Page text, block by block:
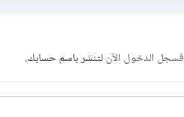
فسجل الدخول الآنلتنشر باسم حسابك.